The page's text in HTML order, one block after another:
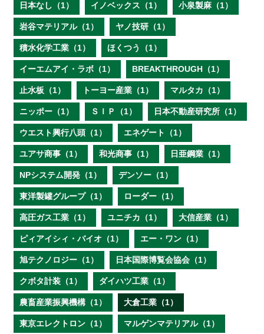
日本なし（1） イノベックス（1） 小泉製麻（1）
岩谷マテリアル（1） ヤノ技研（1）
積水化学工業（1） ほくつう（1）
イーエムアイ・ラボ（1） BREAKTHROUGH（1）
止水板（1） トーヨー産業（1） マルタカ（1）
ニッポー（1） ＳＩＰ（1） 日本不動産研究所（1）
ウエスト興行八頭（1） エネゲート（1）
ユアサ商事（1） 和光商事（1） 日亜鋼業（1）
NPシステム開発（1） デンソー（1）
東洋製罐グループ（1） ローダー（1）
高圧ガス工業（1） ユニチカ（1） 大信産業（1）
ピィアイシィ・バイオ（1） エー・ワン（1）
旭テクノロジー（1） 日本国際博覧会協会（1）
クボタ計装（1） ダイハツ工業（1）
農畜産業振興機構（1） 大倉工業（1）
東京エレクトロン（1） マルゲンマテリアル（1）